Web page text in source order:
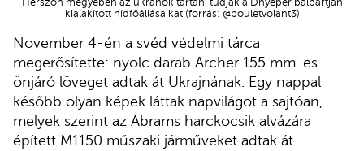
kialakított hídfőállásaikat (forrás: @pouletvolant3)
November 4-én a svéd védelmi tárca
megerősítette: nyolc darab Archer 155 mm-es
önjáró löveget adtak át Ukrajnának. Egy nappal
később olyan képek láttak napvilágot a sajtóan,
melyek szerint az Abrams harckocsik alvázára
épített M1150 műszaki járműveket adtak át